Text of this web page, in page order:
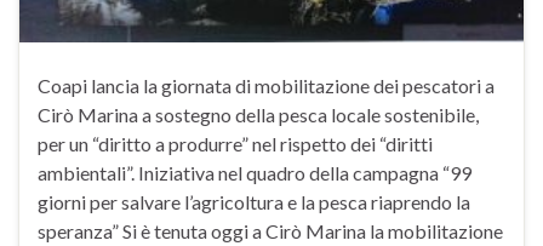
Coapi lancia la giornata di mobilitazione dei pescatori a
Cirò Marina a sostegno della pesca locale sostenibile,
per un “diritto a produrre” nel rispetto dei “diritti
ambientali”. Iniziativa nel quadro della campagna “99
giorni per salvare l’agricoltura e la pesca riaprendo la
speranza” Si è tenuta oggi a Cirò Marina la mobilitazione